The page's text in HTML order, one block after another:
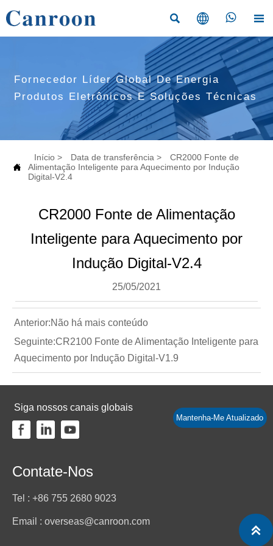
   
Fornecedor Líder Global De Energia
Produtos Eletrônicos E Soluções Técnicas

Início > Data de transferência >
CR2000 Fonte de
Alimentação Inteligente para Aquecimento por Indução
Digital-V2.4
CR2000 Fonte de Alimentação
Inteligente para Aquecimento por
Indução Digital-V2.4
25/05/2021
Anterior:Não há mais conteúdo
Seguinte:CR2100 Fonte de Alimentação Inteligente para
Aquecimento por Indução Digital-V1.9
Siga nossos canais globais
Mantenha-Me Atualizado
Contate-Nos
Tel : +86 755 2680 9023
Email : overseas@canroon.com
